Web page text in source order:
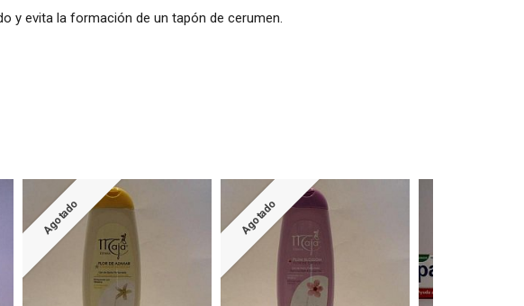
y evita la formación de un tapón de cerumen.
Agotado Agotado